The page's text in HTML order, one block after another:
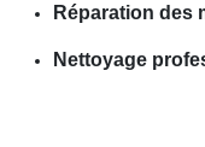
Réparation des
Nettoyage